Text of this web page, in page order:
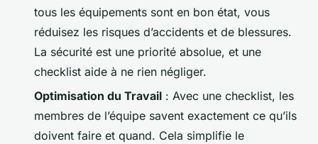
tous les équipements sont en bon état, vous
réduisez les risques d’accidents et de blessures.
La sécurité est une priorité absolue, et une
checklist aide à ne rien négliger.
Optimisation du Travail : Avec une checklist, les
membres de l’équipe savent exactement ce qu’ils
doivent faire et quand. Cela simplifie le